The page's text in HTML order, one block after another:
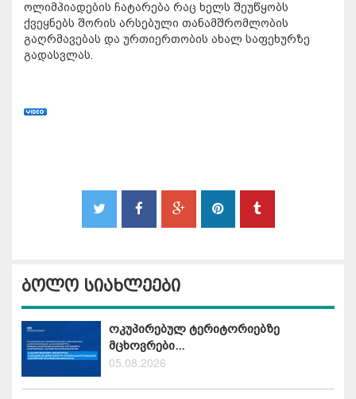
ოლიმპიადების ჩატარება რაც ხელს შეუწყობს
ქვეყნებს შორის არსებული თანამშრომლობის
გაღრმავებას და ურთიერთობის ახალ საფეხურზე
გადასვლას.
ბოლო სიახლეები
ოკუპირებულ ტერიტორიებზე
მცხოვრები...
05.08.2026